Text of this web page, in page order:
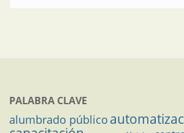
PALABRA CLAVE
alumbrado público